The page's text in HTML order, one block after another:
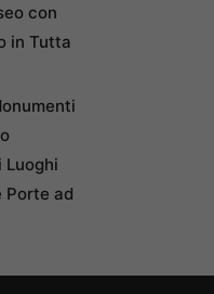
con
in Tutta
Luoghi
Porte ad